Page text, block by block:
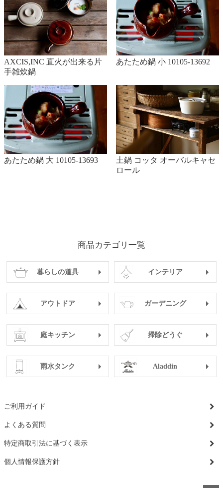
AXCIS,INC 直火が出来る片
手雑炊鍋
あたため鍋 小 10105-13692
あたため鍋 大 10105-13693
土鍋 コッタ オーバルキャセ
ロール
商品カテゴリ一覧
暮らしの道具 インテリア
アウトドア ガーデニング
庭キッチン 掃除どうぐ
雨水タンク Aladdin
ご利用ガイド
よくある質問
特定商取引法に基づく表示
個人情報保護方針